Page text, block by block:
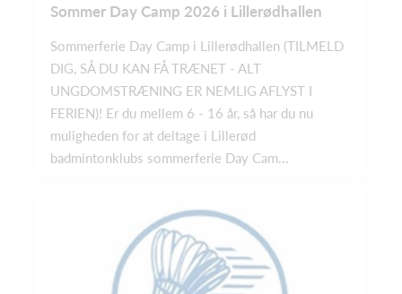
Sommer Day Camp 2026 i Lillerødhallen
Sommerferie Day Camp i Lillerødhallen (TILMELD
DIG, SÅ DU KAN FÅ TRÆNET - ALT
UNGDOMSTRÆNING ER NEMLIG AFLYST I
FERIEN)! Er du mellem 6 - 16 år, så har du nu
muligheden for at deltage i Lillerød
badmintonklubs sommerferie Day Cam...